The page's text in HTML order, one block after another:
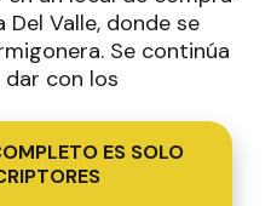
Valle, donde se
Se continúa
con los
ES SOLO